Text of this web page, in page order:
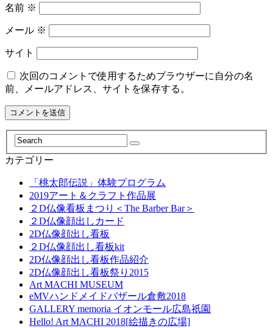
名前 ※
メール ※
サイト
次回のコメントで使用するためブラウザーに自分の名
前、メールアドレス、サイトを保存する。
カテゴリー
「桃太郎伝説」体験プログラム
2019アート＆クラフト作品展
２D仏像看板まつり＜The Barber Bar＞
２D仏像顔出しカード
2D仏像顔出し看板
２D仏像顔出し看板kit
2D仏像顔出し看板作品紹介
2D仏像顔出し看板祭り2015
Art MACHI MUSEUM
eMVハンドメイドバザール倉敷2018
GALLERY memoria イオンモール広島祇園
Hello! Art MACHI 2018[絵描きの広場]